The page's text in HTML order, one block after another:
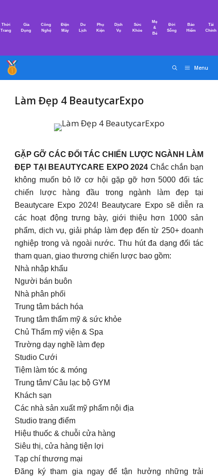
nội
Thời
Trang
Gia
Dụng
Công
Nghệ
Điện
Máy
Du
Lịch
Phụ
Kiện
Dịch
Vụ
Sức
Khỏe
Mẹ
&
Bé
Đời
Sống
Bảo
Hiểm
Tài
Chính
Menu
Làm Đẹp 4 BeautycarExpo
GẶP GỠ CÁC ĐỐI TÁC CHIẾN LƯỢC NGÀNH LÀM
ĐẸP TẠI BEAUTYCARE EXPO 2024 Chắc chắn bạn
không muốn bỏ lỡ cơ hội gặp gỡ hơn 5000 đối tác
chiến lược hàng đầu trong ngành làm đẹp tại
Beautycare Expo 2024! Beautycare Expo sẽ diễn ra
các hoạt động trưng bày, giới thiệu hơn 1000 sản
phẩm, dịch vụ, giải pháp làm đẹp đến từ 250+ doanh
nghiệp trong và ngoài nước. Thu hút đa dạng đối tác
tham quan, giao thương chiến lược bao gồm:
Nhà nhập khẩu
Người bán buôn
Nhà phân phối
Trung tâm bách hóa
Trung tâm thẩm mỹ & sức khỏe
Chủ Thẩm mỹ viện & Spa
Trường dạy nghề làm đẹp
Studio Cưới
Tiệm làm tóc & móng
Trung tâm/ Câu lạc bộ GYM
Khách sạn
Các nhà sản xuất mỹ phẩm nội địa
Studio trang điểm
Hiệu thuốc & chuỗi cửa hàng
Siêu thị, cửa hàng tiện lợi
Tạp chí thương mại
Đăng ký tham gia ngay để tận hưởng những trải